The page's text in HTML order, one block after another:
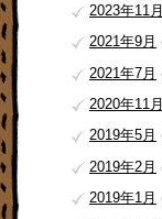
2023年11月
2021年9月
2021年7月
2020年11月
2019年5月
2019年2月
2019年1月